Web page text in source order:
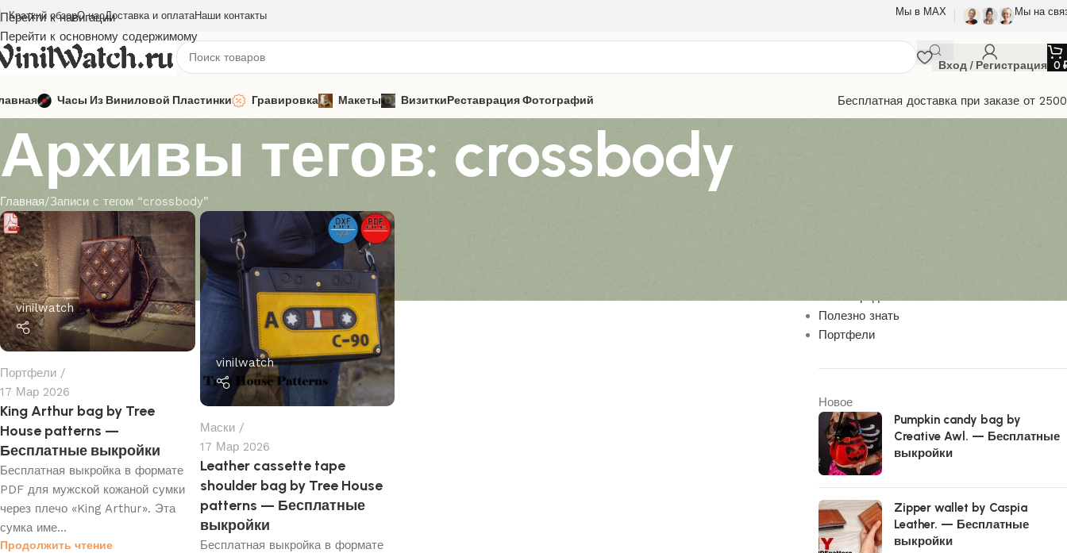
Перейти к навигации
Перейти к основному содержимому
Краткий обзорО насДоставка и оплатаНаши контакты Мы в МАХ Мы на
Вход / Регистрация 0
Часы Из Виниловой Пластинки Гравировка Макеты ВизиткиРеставрация Фотографий Бесплатная доставка при заказе от
Архивы тегов: crossbody
Главная Записи с тегом “crossbody”
vinilwatch
Портфели
17 Мар 2026
King Arthur bag by Tree
House patterns —
Бесплатные выкройки
Бесплатная выкройка в формате
PDF для мужской кожаной сумки
через плечо «King Arthur». Эта
сумка име...
Продолжить чтение
vinilwatch
Маски
17 Мар 2026
Leather cassette tape
shoulder bag by Tree House
patterns — Бесплатные
выкройки
Бесплатная выкройка в формате
Полезно знать
Портфели
Новое
Pumpkin candy bag by
Creative Awl. — Бесплатные
выкройки
Zipper wallet by Caspia
Leather. — Бесплатные
выкройки